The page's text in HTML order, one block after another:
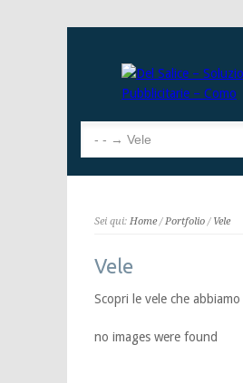
Sei qui: Home/Portfolio / Vele
Vele
Scopri le vele che
no images were found